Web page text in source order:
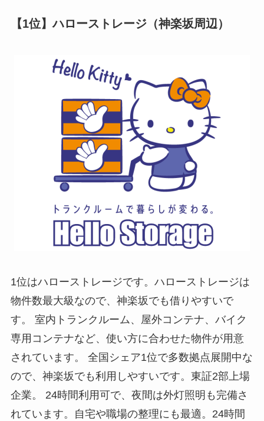
【1位】ハローストレージ（神楽坂周辺）
1位はハローストレージです。ハローストレージは
物件数最大級なので、神楽坂でも借りやすいで
す。 室内トランクルーム、屋外コンテナ、バイク
専用コンテナなど、使い方に合わせた物件が用意
されています。 全国シェア1位で多数拠点展開中な
ので、神楽坂でも利用しやすいです。東証2部上場
企業。 24時間利用可で、夜間は外灯照明も完備さ
れています。自宅や職場の整理にも最適。24時間